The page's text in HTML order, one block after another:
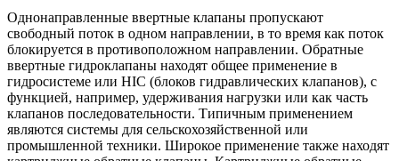
Однонаправленные ввертные клапаны пропускают
свободный поток в одном направлении, в то время как поток
блокируется в противоположном направлении. Обратные
ввертные гидроклапаны находят общее применение в
гидросистеме или HIC (блоков гидравлических клапанов), с
функцией, например, удерживания нагрузки или как часть
клапанов последовательности. Типичным применением
являются системы для сельскохозяйственной или
промышленной техники. Широкое применение также находят